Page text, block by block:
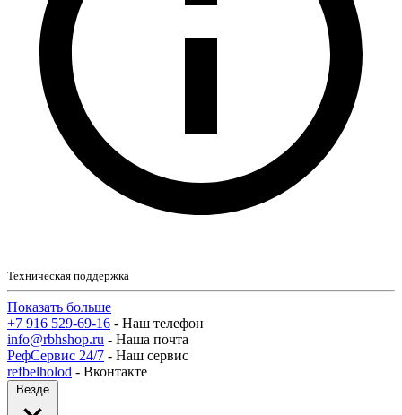
Техническая поддержка
Показать больше
+7 916 529-69-16 - Наш телефон
info@rbhshop.ru - Наша почта
РефСервис 24/7 - Наш сервис
refbelholod - Вконтакте
Везде